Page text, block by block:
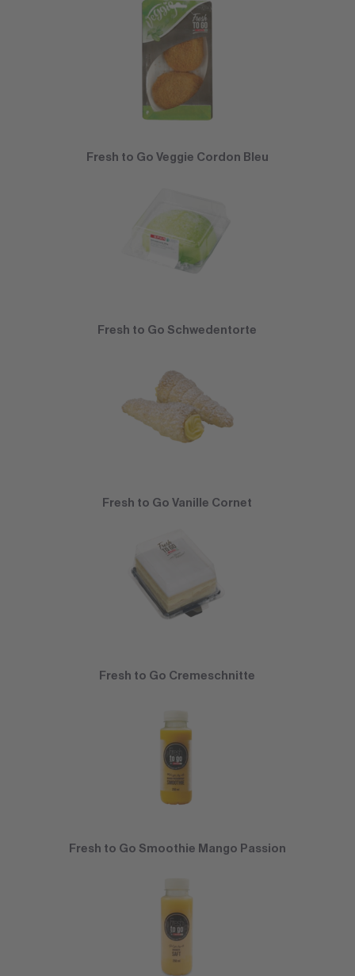
Fresh to Go Veggie Cordon Bleu
Fresh to Go Schwedentorte
Fresh to Go Vanille Cornet
Fresh to Go Cremeschnitte
Fresh to Go Smoothie Mango Passion